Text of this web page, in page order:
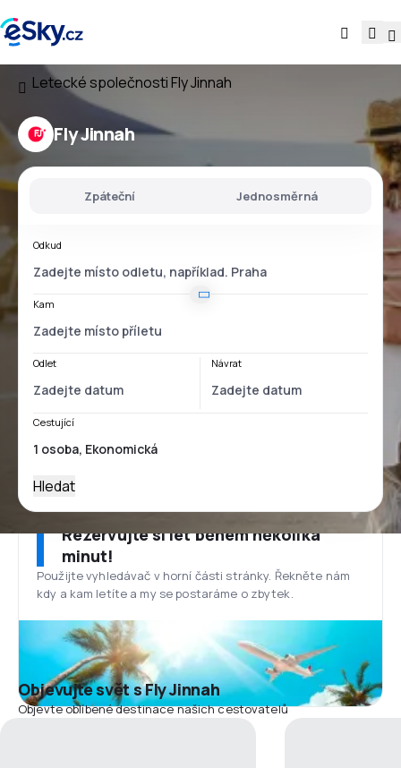
Letecké společnostiFly Jinnah
Fly Jinnah
Zpáteční Jednosměrná
Odkud
Kam
Odlet Návrat
Cestující
Hledat
Rezervujte si let během několika
minut!
Použijte vyhledávač v horní části stránky. Řekněte nám
kdy a kam letíte a my se postaráme o zbytek.
Objevujte svět s Fly Jinnah
Objevte oblíbené destinace našich cestovatelů